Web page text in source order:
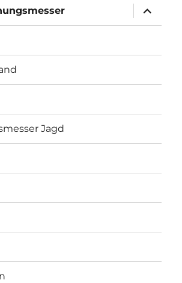
öffnen
Jagd